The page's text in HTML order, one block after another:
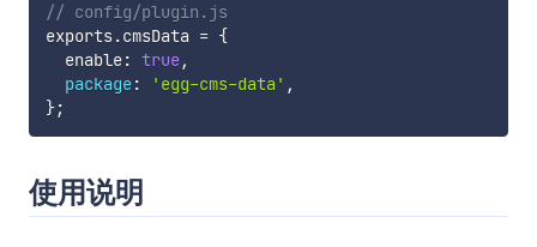
// config/plugin.js
exports.cmsData = {
  enable
: true,
package: 'egg-cms-data' ,
};
使用说明